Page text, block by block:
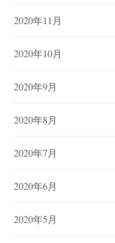
2020年11月
2020年10月
2020年9月
2020年8月
2020年7月
2020年6月
2020年5月